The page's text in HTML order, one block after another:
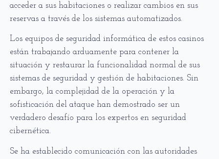
acceder a sus habitaciones o realizar cambios en sus
reservas a través de los sistemas automatizados.
Los equipos de seguridad informática de estos casinos
están trabajando arduamente para contener la
situación y restaurar la funcionalidad normal de sus
sistemas de seguridad y gestión de habitaciones. Sin
embargo, la complejidad de la operación y la
sofisticación del ataque han demostrado ser un
verdadero desafío para los expertos en seguridad
cibernética.
Se ha establecido comunicación con las autoridades